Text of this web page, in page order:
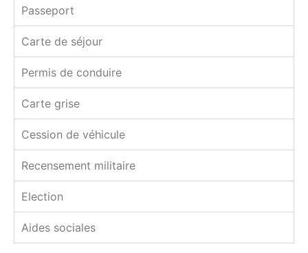
Passeport
Carte de séjour
Permis de conduire
Carte grise
Cession de véhicule
Recensement militaire
Election
Aides sociales